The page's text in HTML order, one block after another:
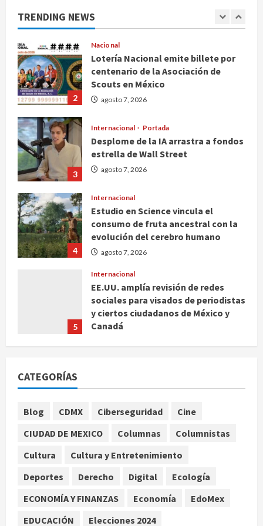
TRENDING NEWS
1
2
Nacional
Lotería Nacional emite billete por
centenario de la Asociación de
Scouts en México
agosto 7, 2026
3
Internacional Portada
Desplome de la IA arrastra a fondos
estrella de Wall Street
agosto 7, 2026
4
Internacional
Estudio en Science vincula el
consumo de fruta ancestral con la
evolución del cerebro humano
agosto 7, 2026
5
Internacional
EE.UU. amplía revisión de redes
sociales para visados de periodistas
y ciertos ciudadanos de México y
Canadá
Lotería Nacional emite billete por
centenario de la Asociación de
agosto 7, 2026
Desplome de la IA arrastra a fondos
CATEGORÍAS
Blog CDMX Ciberseguridad
Cine
CIUDAD DE MEXICO
Columnas
Columnistas
Cultura
Cultura y Entretenimiento
Deportes
Derecho Digital
Ecología
ECONOMÍA Y FINANZAS
Economía
EdoMex
EDUCACIÓN
Elecciones 2024